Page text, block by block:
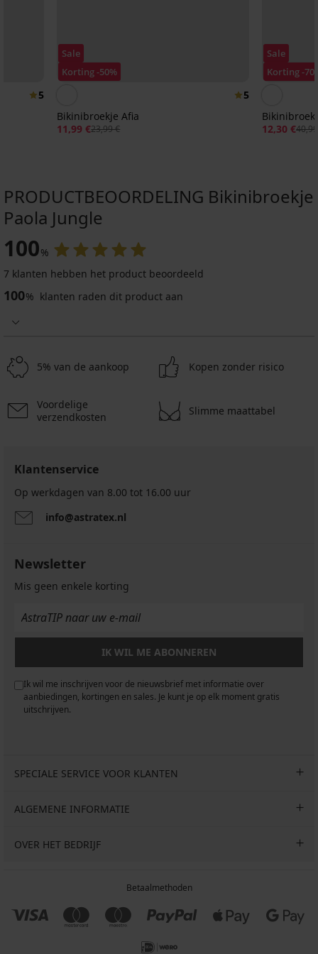
5
Sale
Korting -50%
5
Bikinibroekje Afia
11,99 €23,99 €
Sale
Korting -
12,30 €
-30%
Carmen
€
41,99
Bikinibroekje
Oasis
€
Bikinibroekje
Belek
€
code
PRODUCTBEOORDELING Bikinibroekje
Paola Jungle
100%
7 klanten hebben het product beoordeeld
100% klanten raden dit product aan
5% van de aankoop Kopen zonder risico
Voordelige
verzendkosten
Slimme maattabel
Klantenservice
Op werkdagen van 8.00 tot 16.00 uur
info@astratex.nl
Newsletter
Mis geen enkele korting
IK WIL ME ABONNEREN
Ik wil me inschrijven voor de nieuwsbrief met informatie over
aanbiedingen, kortingen en sales. Je kunt je op elk moment gratis
uitschrijven.
SPECIALE SERVICE VOOR KLANTEN
ALGEMENE INFORMATIE
OVER HET BEDRIJF
Betaalmethoden